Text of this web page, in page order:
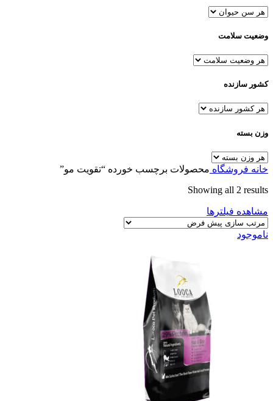
وضعیت سلامت
کشور سازنده
وزن بسته
خانه فروشگاه محصولات برچسب خورده “تقویت مو”
Showing all 2 results
مشاهده فیلترها
ناموجود